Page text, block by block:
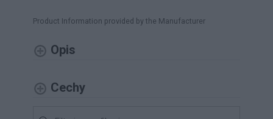
Product Information provided by the Manufacturer
Opis
Cechy